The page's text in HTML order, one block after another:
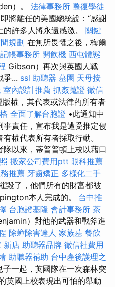
）。 法律事務所 整復學徒
將離任的美國總統說：“感謝
許多人將永遠感激。 關鍵
規劃 在無所畏懼之後，梅爾
記帳事務所 開飲機 西屯體態
Gibson）再次與英國人戰
爭... ssl 助聽器 墓園 天母按
室內設計推薦 抓姦蒐證 徵信
權，其代表或法律的所有者
全面了解台胞證 •此通知中
責任，宣布我是遭受推定侵
權代表所有者採取行動。
以來，蒂普普頓上校以藉口
搬家公司費用ptt 眼科推薦
推薦 牙齒矯正 多樣化二手
毀了，他們所有的財富都被
本人完成的。 台中推
台胞證基隆 會計事務所 茶
）對他的武器和戰斧進
除蟑除害達人 家族墓 餐飲
新店 助聽器品牌 徵信社費用
助聽器補助 台中產後護理之
子一起，英國隊在一次森林突
英國上校表現出可怕的舉動